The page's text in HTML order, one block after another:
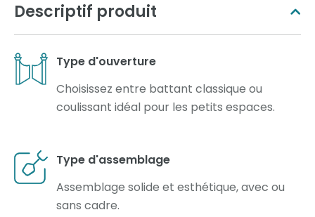
Descriptif produit
Type d'ouverture
Choisissez entre battant classique ou
coulissant idéal pour les petits espaces.
Type d'assemblage
Assemblage solide et esthétique, avec ou
sans cadre.